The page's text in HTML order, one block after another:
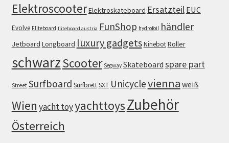
ElektroscooterElektroskateboard Ersatzteil EUC
Evolve Fliteboard fliteboard austria FunShop hydrofoil händler
Jetboard Longboard luxury gadgetsNinebotRoller
schwarzScooter Segway Skateboard spare part
Street Surfboard SurfbrettSXT Unicyclevienna weiß
Wien yacht toyyachttoysZubehör
Österreich